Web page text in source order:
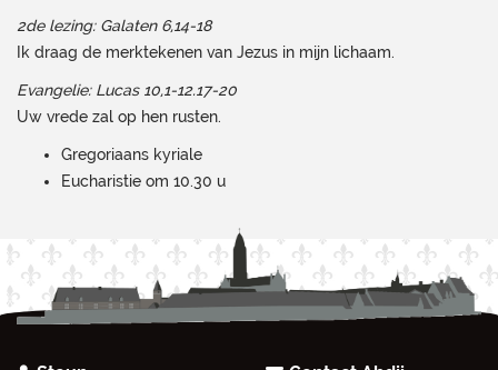
2de lezing: Galaten 6,14-18
Ik draag de merktekenen van Jezus in mijn lichaam.
Evangelie: Lucas 10,1-12.17-20
Uw vrede zal op hen rusten.
Gregoriaans kyriale
Eucharistie om 10.30 u